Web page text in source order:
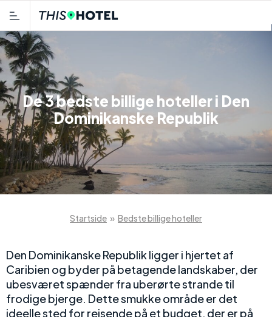
De 3 bedste billige hoteller i Den
Dominikanske Republik
Startside » Bedste billige hoteller
Den Dominikanske Republik ligger i hjertet af
Caribien og byder på betagende landskaber, der
ubesværet spænder fra uberørte strande til
frodige bjerge. Dette smukke område er det
ideelle sted for rejsende på et budget, der er på